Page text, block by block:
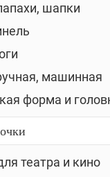
шапки
машинная
форма и
театра и кино